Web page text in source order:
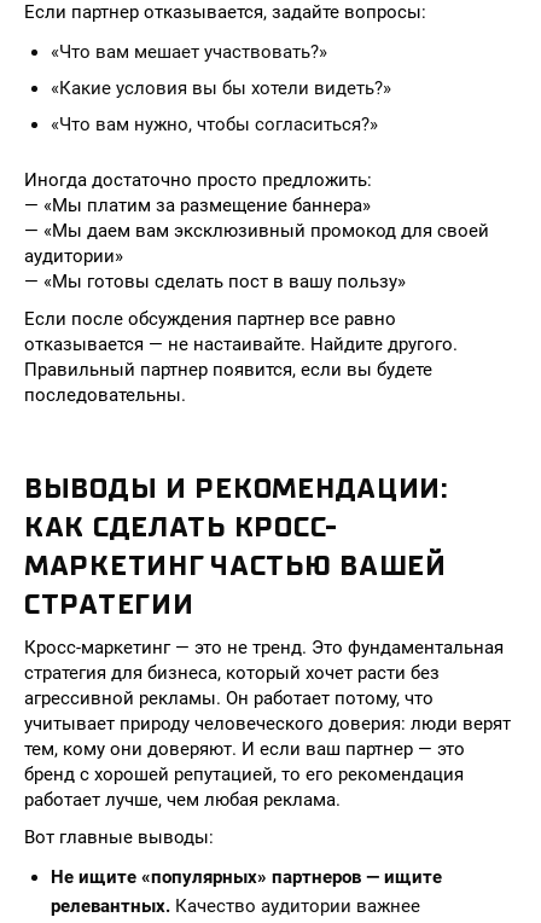
Если партнер отказывается, задайте вопросы:
«Что вам мешает участвовать?»
«Какие условия вы бы хотели видеть?»
«Что вам нужно, чтобы согласиться?»
Иногда достаточно просто предложить:
— «Мы платим за размещение баннера»
— «Мы даем вам эксклюзивный промокод для своей
аудитории»
— «Мы готовы сделать пост в вашу пользу»
Если после обсуждения партнер все равно
отказывается — не настаивайте. Найдите другого.
Правильный партнер появится, если вы будете
последовательны.
ВЫВОДЫ И РЕКОМЕНДАЦИИ:
КАК СДЕЛАТЬ КРОСС-
МАРКЕТИНГ ЧАСТЬЮ ВАШЕЙ
СТРАТЕГИИ
Кросс-маркетинг — это не тренд. Это фундаментальная
стратегия для бизнеса, который хочет расти без
агрессивной рекламы. Он работает потому, что
учитывает природу человеческого доверия: люди верят
тем, кому они доверяют. И если ваш партнер — это
бренд с хорошей репутацией, то его рекомендация
работает лучше, чем любая реклама.
Вот главные выводы:
Не ищите «популярных» партнеров — ищите
релевантных. Качество аудитории важнее